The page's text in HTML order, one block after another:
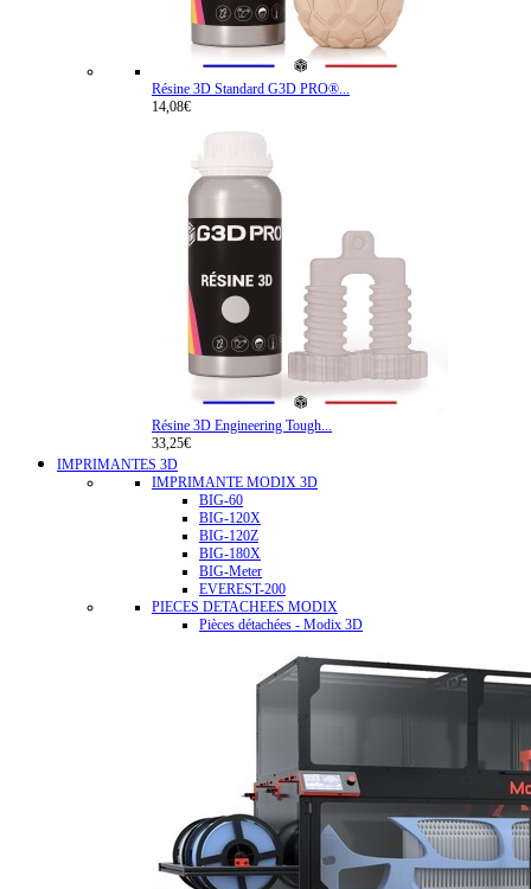
Résine 3D Standard G3D PRO®...
14,08€
Résine 3D Engineering Tough...
33,25€
IMPRIMANTES 3D
IMPRIMANTE MODIX 3D
BIG-60
BIG-120X
BIG-120Z
BIG-180X
BIG-Meter
EVEREST-200
PIECES DETACHEES MODIX
Pièces détachées - Modix 3D